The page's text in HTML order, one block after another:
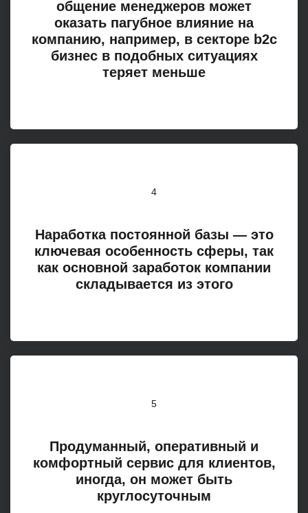
общение менеджеров может
оказать пагубное влияние на
компанию, например, в секторе b2с
бизнес в подобных ситуациях
теряет меньше
4
Наработка постоянной базы — это
ключевая особенность сферы, так
как основной заработок компании
складывается из этого
5
Продуманный, оперативный и
комфортный сервис для клиентов,
иногда, он может быть
круглосуточным